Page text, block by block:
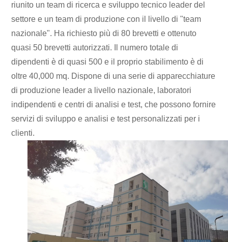
riunito un team di ricerca e sviluppo tecnico leader del
settore e un team di produzione con il livello di "team
nazionale". Ha richiesto più di 80 brevetti e ottenuto
quasi 50 brevetti autorizzati. Il numero totale di
dipendenti è di quasi 500 e il proprio stabilimento è di
oltre 40,000 mq. Dispone di una serie di apparecchiature
di produzione leader a livello nazionale, laboratori
indipendenti e centri di analisi e test, che possono fornire
servizi di sviluppo e analisi e test personalizzati per i
clienti.